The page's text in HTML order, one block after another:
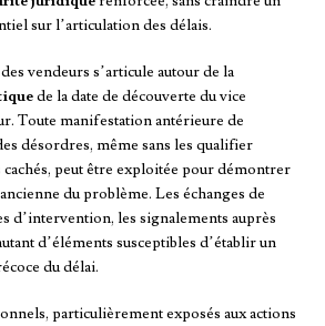
sur l’articulation des délais.
vendeurs s’articule autour de la
de la date de découverte du vice
Toute manifestation antérieure de
désordres, même sans les qualifier
peut être exploitée pour démontrer
du problème. Les échanges de
d’intervention, les signalements auprès
d’éléments susceptibles d’établir un
du délai.
particulièrement exposés aux actions